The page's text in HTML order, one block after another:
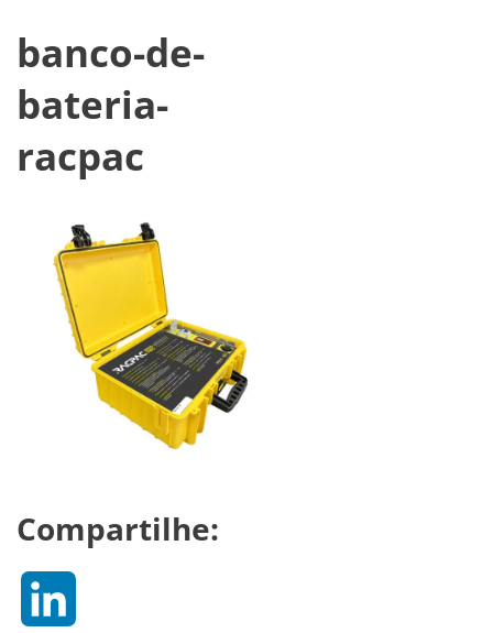
banco-de-
bateria-
racpac
Compartilhe: